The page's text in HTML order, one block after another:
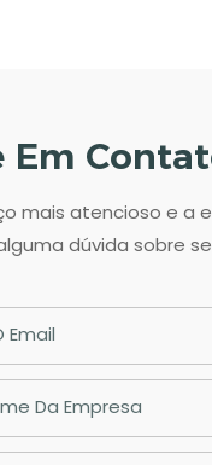
Em
mais atencioso e
dúvida sobre
Email
Da Empresa